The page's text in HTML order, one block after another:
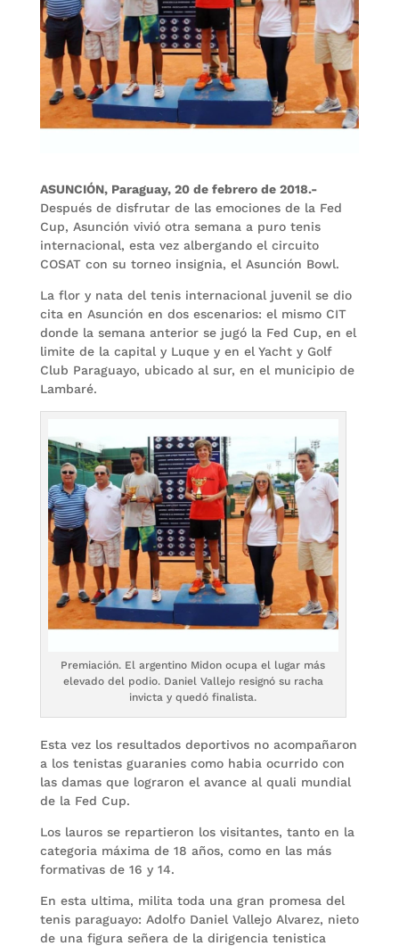
ASUNCIÓN, Paraguay, 20 de febrero de 2018.-
Después de disfrutar de las emociones de la Fed
Cup, Asunción vivió otra semana a puro tenis
internacional, esta vez albergando el circuito
COSAT con su torneo insignia, el Asunción Bowl.
La flor y nata del tenis internacional juvenil se dio
cita en Asunción en dos escenarios: el mismo CIT
donde la semana anterior se jugó la Fed Cup, en el
limite de la capital y Luque y en el Yacht y Golf
Club Paraguayo, ubicado al sur, en el municipio de
Lambaré.
Premiación. El argentino Midon ocupa el lugar más
elevado del podio. Daniel Vallejo resignó su racha
invicta y quedó finalista.
Esta vez los resultados deportivos no acompañaron
a los tenistas guaranies como habia ocurrido con
las damas que lograron el avance al quali mundial
de la Fed Cup.
Los lauros se repartieron los visitantes, tanto en la
categoria máxima de 18 años, como en las más
formativas de 16 y 14.
En esta ultima, milita toda una gran promesa del
tenis paraguayo: Adolfo Daniel Vallejo Alvarez, nieto
de una figura señera de la dirigencia tenistica